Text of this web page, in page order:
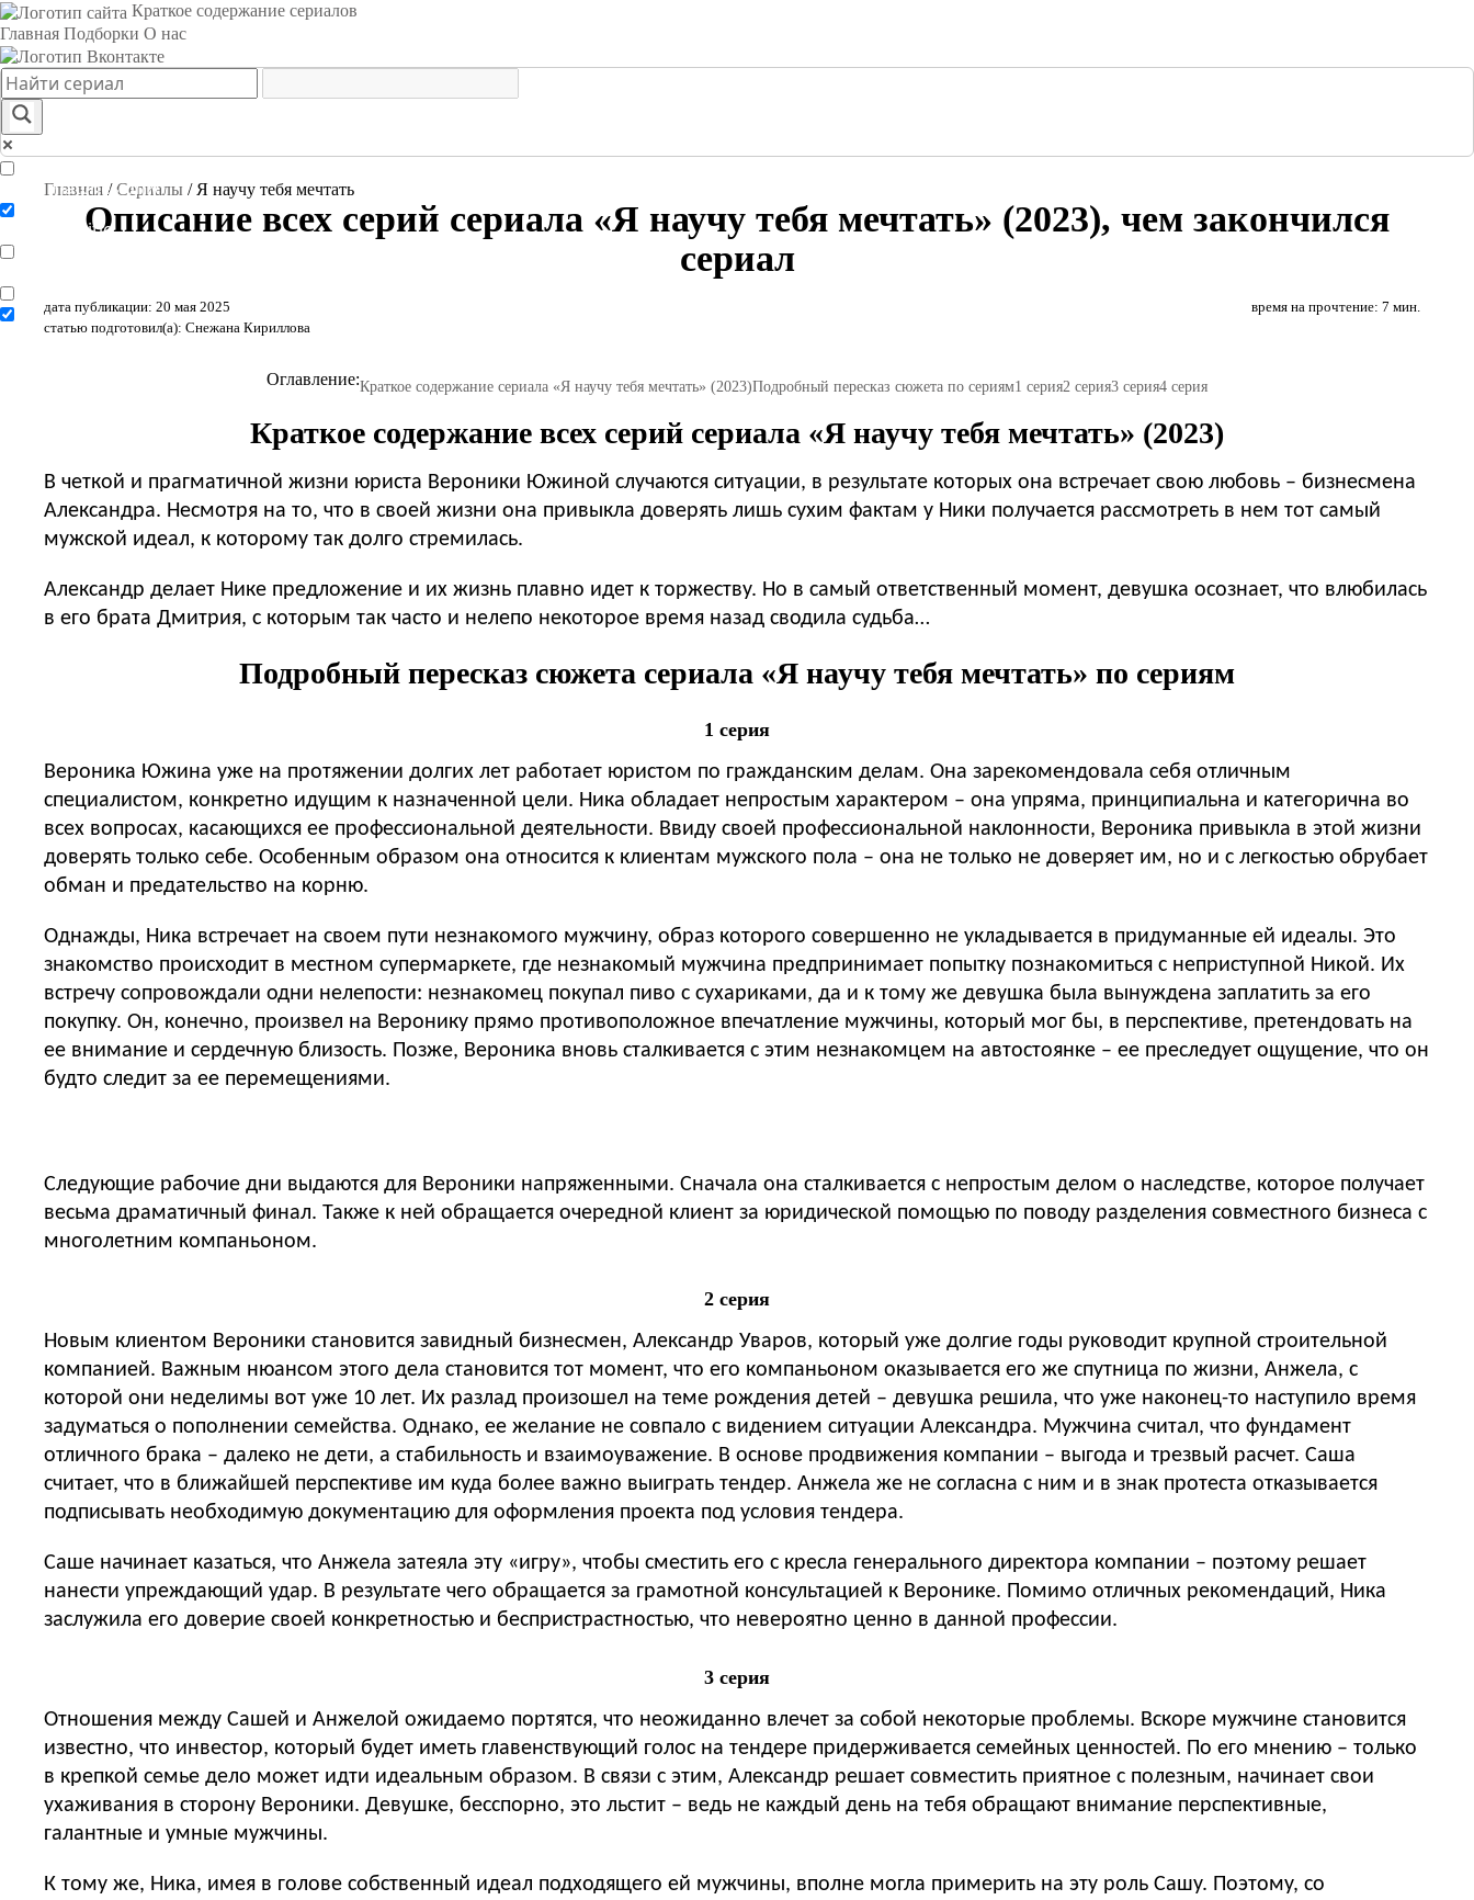
Краткое содержание сериалов
Главная Подборки О нас
Exact matches only
Search in title
Главная /Сериалы / Я научу тебя мечтать
Описание всех серий сериала «Я научу тебя мечтать» (2023), чем закончился
сериал
дата публикации: 20 мая 2025
время на прочтение: 7 мин.
статью подготовил(а): Снежана Кириллова
Оглавление:Краткое содержание сериала «Я научу тебя мечтать» (2023)Подробный пересказ сюжета по сериям1 серия2 серия3 серия4 серия
Краткое содержание всех серий сериала «Я научу тебя мечтать» (2023)
В четкой и прагматичной жизни юриста Вероники Южиной случаются ситуации, в результате которых она встречает свою любовь – бизнесмена
Александра. Несмотря на то, что в своей жизни она привыкла доверять лишь сухим фактам у Ники получается рассмотреть в нем тот самый
мужской идеал, к которому так долго стремилась.
Александр делает Нике предложение и их жизнь плавно идет к торжеству. Но в самый ответственный момент, девушка осознает, что влюбилась
в его брата Дмитрия, с которым так часто и нелепо некоторое время назад сводила судьба…
Подробный пересказ сюжета сериала «Я научу тебя мечтать» по сериям
1 серия
Вероника Южина уже на протяжении долгих лет работает юристом по гражданским делам. Она зарекомендовала себя отличным
специалистом, конкретно идущим к назначенной цели. Ника обладает непростым характером – она упряма, принципиальна и категорична во
всех вопросах, касающихся ее профессиональной деятельности. Ввиду своей профессиональной наклонности, Вероника привыкла в этой жизни
доверять только себе. Особенным образом она относится к клиентам мужского пола – она не только не доверяет им, но и с легкостью обрубает
обман и предательство на корню.
Однажды, Ника встречает на своем пути незнакомого мужчину, образ которого совершенно не укладывается в придуманные ей идеалы. Это
знакомство происходит в местном супермаркете, где незнакомый мужчина предпринимает попытку познакомиться с неприступной Никой. Их
встречу сопровождали одни нелепости: незнакомец покупал пиво с сухариками, да и к тому же девушка была вынуждена заплатить за его
покупку. Он, конечно, произвел на Веронику прямо противоположное впечатление мужчины, который мог бы, в перспективе, претендовать на
ее внимание и сердечную близость. Позже, Вероника вновь сталкивается с этим незнакомцем на автостоянке – ее преследует ощущение, что он
будто следит за ее перемещениями.
Следующие рабочие дни выдаются для Вероники напряженными. Сначала она сталкивается с непростым делом о наследстве, которое получает
весьма драматичный финал. Также к ней обращается очередной клиент за юридической помощью по поводу разделения совместного бизнеса с
многолетним компаньоном.
2 серия
Новым клиентом Вероники становится завидный бизнесмен, Александр Уваров, который уже долгие годы руководит крупной строительной
компанией. Важным нюансом этого дела становится тот момент, что его компаньоном оказывается его же спутница по жизни, Анжела, с
которой они неделимы вот уже 10 лет. Их разлад произошел на теме рождения детей – девушка решила, что уже наконец-то наступило время
задуматься о пополнении семейства. Однако, ее желание не совпало с видением ситуации Александра. Мужчина считал, что фундамент
отличного брака – далеко не дети, а стабильность и взаимоуважение. В основе продвижения компании – выгода и трезвый расчет. Саша
считает, что в ближайшей перспективе им куда более важно выиграть тендер. Анжела же не согласна с ним и в знак протеста отказывается
подписывать необходимую документацию для оформления проекта под условия тендера.
Саше начинает казаться, что Анжела затеяла эту «игру», чтобы сместить его с кресла генерального директора компании – поэтому решает
нанести упреждающий удар. В результате чего обращается за грамотной консультацией к Веронике. Помимо отличных рекомендаций, Ника
заслужила его доверие своей конкретностью и беспристрастностью, что невероятно ценно в данной профессии.
3 серия
Отношения между Сашей и Анжелой ожидаемо портятся, что неожиданно влечет за собой некоторые проблемы. Вскоре мужчине становится
известно, что инвестор, который будет иметь главенствующий голос на тендере придерживается семейных ценностей. По его мнению – только
в крепкой семье дело может идти идеальным образом. В связи с этим, Александр решает совместить приятное с полезным, начинает свои
ухаживания в сторону Вероники. Девушке, бесспорно, это льстит – ведь не каждый день на тебя обращают внимание перспективные,
галантные и умные мужчины.
К тому же, Ника, имея в голове собственный идеал подходящего ей мужчины, вполне могла примерить на эту роль Сашу. Поэтому, со